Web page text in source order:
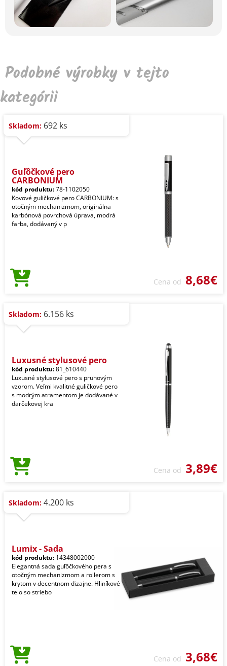
Podobné výrobky v tejto
kategórii
Skladom: 692 ks
Guľôčkové pero
CARBONIUM
kód produktu:78-1102050
Kovové guličkové pero CARBONIUM: s
otočným mechanizmom, originálna
karbónová povrchová úprava, modrá
farba, dodávaný v p
Cena od 8,68€
Skladom: 6.156 ks
Luxusné stylusové pero
kód produktu:81_610440
Luxusné stylusové pero s pruhovým
vzorom. Veľmi kvalitné guličkové pero
s modrým atramentom je dodávané v
darčekovej kra
Cena od 3,89€
Skladom: 4.200 ks
Lumix - Sada
kód produktu: 14348002000
Elegantná sada guľôčkového pera s
otočným mechanizmom a rollerom s
krytom v decentnom dizajne. Hliníkové
telo so striebo
Cena od 3,68€